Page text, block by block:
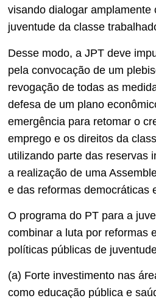
visando dialogar amplamente
juventude da classe
Desse modo, a JPT deve
pela convocação de um
revogação de todas as
defesa de um plano
emergência para retomar o
emprego e os direitos da
utilizando parte das reservas
a realização de uma
e das reformas democráticas
O programa do PT para a
combinar a luta por reformas
políticas públicas de
(a) Forte investimento nas
como educação pública e